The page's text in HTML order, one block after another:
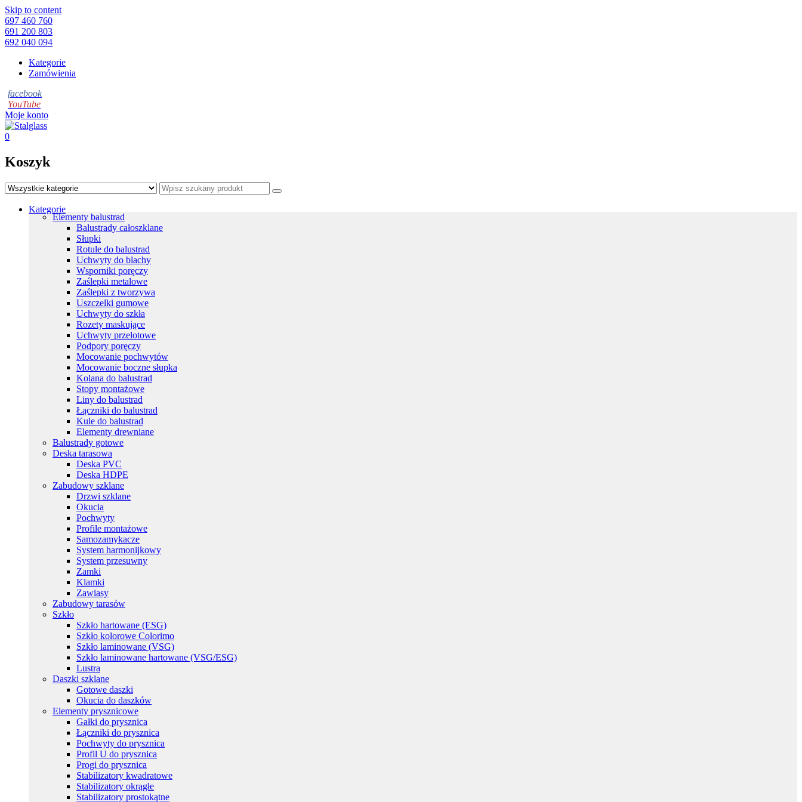
Skip to content
697 460 760
691 200 803
692 040 094
Kategorie
Zamówienia
Moje konto
0
Koszyk
Kategorie
Elementy balustrad
Balustrady całoszklane
Słupki
Rotule do balustrad
Uchwyty do blachy
Wsporniki poręczy
Zaślepki metalowe
Zaślepki z tworzywa
Uszczelki gumowe
Uchwyty do szkła
Rozety maskujące
Uchwyty przelotowe
Podpory poręczy
Mocowanie pochwytów
Mocowanie boczne słupka
Kolana do balustrad
Stopy montażowe
Liny do balustrad
Łączniki do balustrad
Kule do balustrad
Elementy drewniane
Balustrady gotowe
Deska tarasowa
Deska PVC
Deska HDPE
Zabudowy szklane
Drzwi szklane
Okucia
Pochwyty
Profile montażowe
Samozamykacze
System harmonijkowy
System przesuwny
Zamki
Klamki
Zawiasy
Zabudowy tarasów
Szkło
Szkło hartowane (ESG)
Szkło kolorowe Colorimo
Szkło laminowane (VSG)
Szkło laminowane hartowane (VSG/ESG)
Lustra
Daszki szklane
Gotowe daszki
Okucia do daszków
Elementy prysznicowe
Gałki do prysznica
Łączniki do prysznica
Pochwyty do prysznica
Profil U do prysznica
Progi do prysznica
Stabilizatory kwadratowe
Stabilizatory okrągłe
Stabilizatory prostokątne